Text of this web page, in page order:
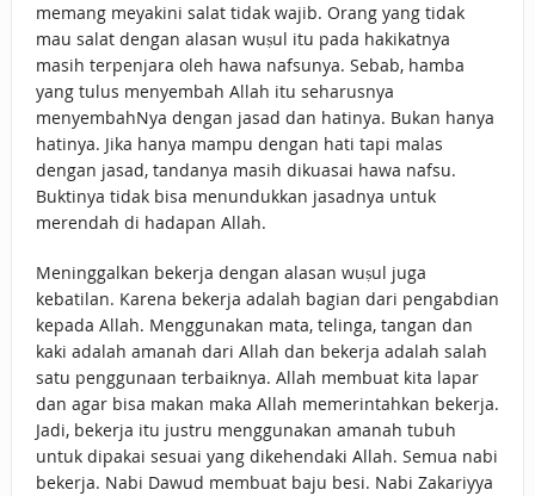
memang meyakini salat tidak wajib. Orang yang tidak
mau salat dengan alasan wuṣul itu pada hakikatnya
masih terpenjara oleh hawa nafsunya. Sebab, hamba
yang tulus menyembah Allah itu seharusnya
menyembahNya dengan jasad dan hatinya. Bukan hanya
hatinya. Jika hanya mampu dengan hati tapi malas
dengan jasad, tandanya masih dikuasai hawa nafsu.
Buktinya tidak bisa menundukkan jasadnya untuk
merendah di hadapan Allah.
Meninggalkan bekerja dengan alasan wuṣul juga
kebatilan. Karena bekerja adalah bagian dari pengabdian
kepada Allah. Menggunakan mata, telinga, tangan dan
kaki adalah amanah dari Allah dan bekerja adalah salah
satu penggunaan terbaiknya. Allah membuat kita lapar
dan agar bisa makan maka Allah memerintahkan bekerja.
Jadi, bekerja itu justru menggunakan amanah tubuh
untuk dipakai sesuai yang dikehendaki Allah. Semua nabi
bekerja. Nabi Dawud membuat baju besi. Nabi Zakariyya